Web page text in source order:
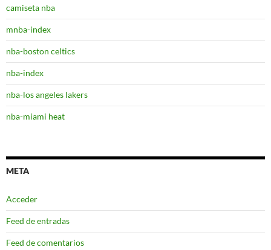
camiseta nba
mnba-index
nba-boston celtics
nba-index
nba-los angeles lakers
nba-miami heat
META
Acceder
Feed de entradas
Feed de comentarios